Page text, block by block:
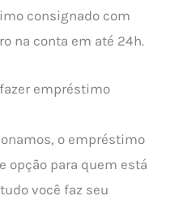
consignado com
na conta em até 24h.
empréstimo
o empréstimo
opção para quem está
você faz seu